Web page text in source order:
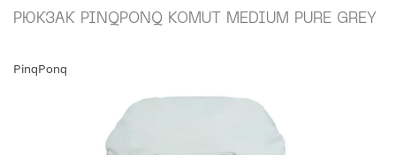
РЮКЗАК PINQPONQ KOMUT MEDIUM PURE GREY
PinqPonq